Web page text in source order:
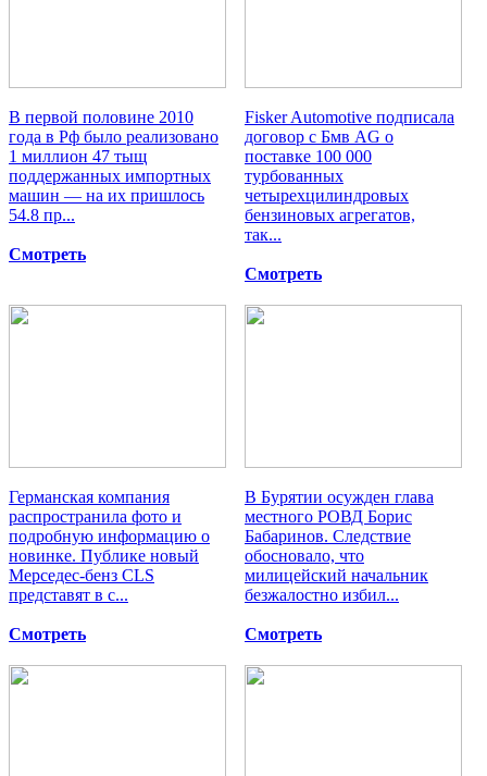
В первой половине 2010
года в Рф было реализовано
1 миллион 47 тыщ
поддержанных импортных
машин — на их пришлось
54.8 пр...
Смотреть
Fisker Automotive подписала
договор с Бмв AG о
поставке 100 000
турбованных
четырехцилиндровых
бензиновых агрегатов,
так...
Смотреть
Германская компания
распространила фото и
подробную информацию о
новинке. Публике новый
Мерседес-бенз CLS
представят в с...
Смотреть
В Бурятии осужден глава
местного РОВД Борис
Бабаринов. Следствие
обосновало, что
милицейский начальник
безжалостно избил...
Смотреть